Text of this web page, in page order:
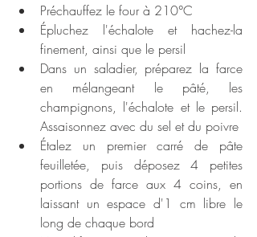
Préchauffez le four à 210°C
Épluchez l'échalote et hachez-la
finement, ainsi que le persil
Dans un saladier, préparez la farce
en mélangeant le pâté, les
champignons, l'échalote et le persil.
Assaisonnez avec du sel et du poivre
Étalez un premier carré de pâte
feuilletée, puis déposez 4 petites
portions de farce aux 4 coins, en
laissant un espace d'1 cm libre le
long de chaque bord